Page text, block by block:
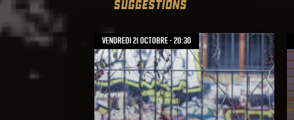
SUGGESTIONS
vendredi 21 octobre - 20:30